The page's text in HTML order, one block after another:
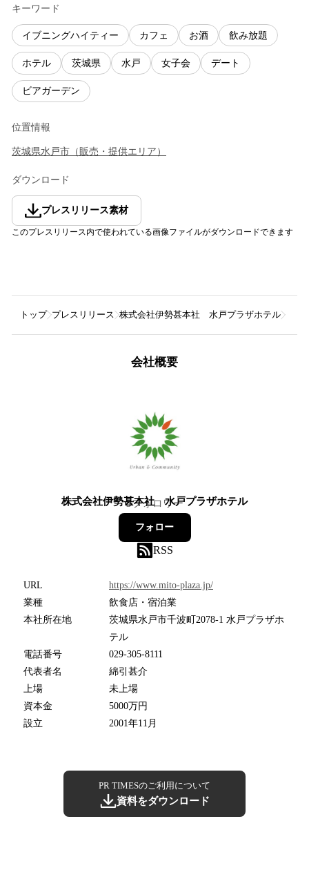
キーワード
イブニングハイティー カフェ お酒 飲み放題
ホテル 茨城県 水戸 女子会 デート
ビアガーデン
位置情報
茨城県水戸市 （ 販売・提供エリア ）
ダウンロード
プレスリリース素材
このプレスリリース内で使われている画像ファイルがダウンロードできます
トップ プレスリリース 株式会社伊勢甚本社 水戸プラザホテル
会社概要
株式会社伊勢甚本社 水戸プラザホテル
5フォロワー
フォロー
RSS
URL
https://www.mito-plaza.jp/
業種
飲食店・宿泊業
本社所在地
茨城県水戸市千波町2078-1 水戸プラザホ
テル
電話番号
029-305-8111
代表者名
綿引甚介
上場
未上場
資本金
5000万円
設立
2001年11月
PR TIMESのご利用について
資料をダウンロード